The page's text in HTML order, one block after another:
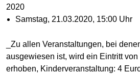
2020
Samstag, 21.03.2020, 15:00 Uhr
_Zu allen Veranstaltungen, bei
ausgewiesen ist, wird ein Eintritt von
erhoben, Kinderveranstaltung: 4